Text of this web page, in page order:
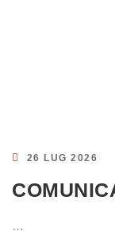
26 LUG 2026
…